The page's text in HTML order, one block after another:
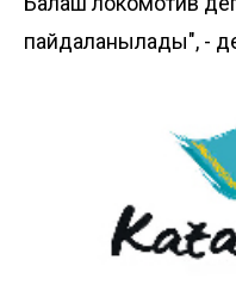
пайдаланылады", -